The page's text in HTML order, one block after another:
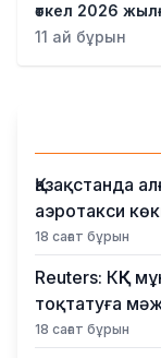
өткел 2026
11 ай бұрын
Қазақстанда
аэротакси
18 сағат бұрын
Reuters: КҚК
тоқтатуға
18 сағат бұрын